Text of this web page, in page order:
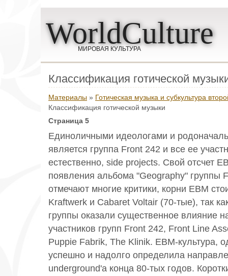
WorldCulture
МИРОВАЯ КУЛЬТУРА
Классификация готической
Материалы » Готическая музыка и субкультура
Классификация готической музыки
Страница 5
Единоличными идеологами и
является группа Front 242 и все ее
естественно, side projects. Свой отсчет
появления альбома "Geography" группы
отмечают многие критики, корни EBM
Kraftwerk и Cabaret Voltair (70-тые), так
группы оказали существенное влияние
участников групп Front 242, Front Line
Puppie Fabrik, The Klinik. EBM-культура,
успешно и надолго определила
underground'a конца 80-тых годов.